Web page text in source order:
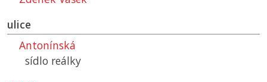
ulice
Antonínská
sídlo reálky